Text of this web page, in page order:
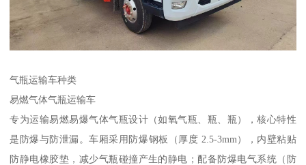
气瓶运输车种类​
易燃气体气瓶运输车​
专为运输易燃易爆气体气瓶设计（如氧气瓶、瓶、瓶），核心特性
是防爆与防泄漏。车厢采用防爆钢板（厚度 2.5-3mm），内壁粘贴
防静电橡胶垫，减少气瓶碰撞产生的静电；配备防爆电气系统（防